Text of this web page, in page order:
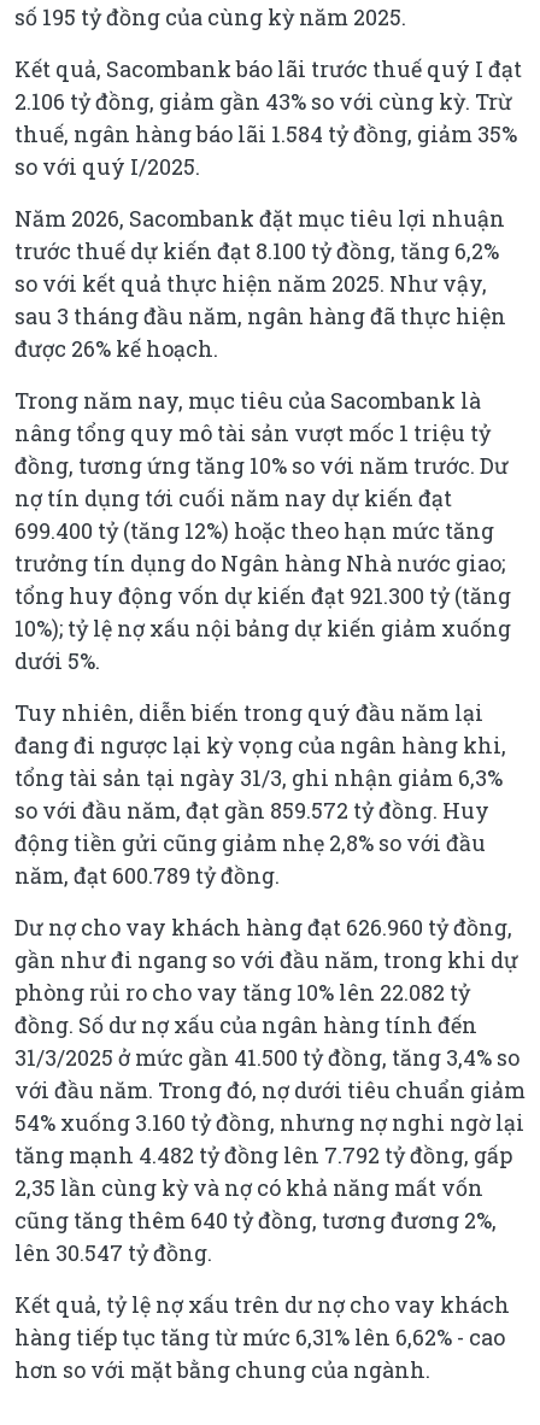
số 195 tỷ đồng của cùng kỳ năm 2025.
Kết quả, Sacombank báo lãi trước thuế quý I đạt
2.106 tỷ đồng, giảm gần 43% so với cùng kỳ. Trừ
thuế, ngân hàng báo lãi 1.584 tỷ đồng, giảm 35%
so với quý I/2025.
Năm 2026, Sacombank đặt mục tiêu lợi nhuận
trước thuế dự kiến đạt 8.100 tỷ đồng, tăng 6,2%
so với kết quả thực hiện năm 2025. Như vậy,
sau 3 tháng đầu năm, ngân hàng đã thực hiện
được 26% kế hoạch.
Trong năm nay, mục tiêu của Sacombank là
nâng tổng quy mô tài sản vượt mốc 1 triệu tỷ
đồng, tương ứng tăng 10% so với năm trước. Dư
nợ tín dụng tới cuối năm nay dự kiến đạt
699.400 tỷ (tăng 12%) hoặc theo hạn mức tăng
trưởng tín dụng do Ngân hàng Nhà nước giao;
tổng huy động vốn dự kiến đạt 921.300 tỷ (tăng
10%); tỷ lệ nợ xấu nội bảng dự kiến giảm xuống
dưới 5%.
Tuy nhiên, diễn biến trong quý đầu năm lại
đang đi ngược lại kỳ vọng của ngân hàng khi,
tổng tài sản tại ngày 31/3, ghi nhận giảm 6,3%
so với đầu năm, đạt gần 859.572 tỷ đồng. Huy
động tiền gửi cũng giảm nhẹ 2,8% so với đầu
năm, đạt 600.789 tỷ đồng.
Dư nợ cho vay khách hàng đạt 626.960 tỷ đồng,
gần như đi ngang so với đầu năm, trong khi dự
phòng rủi ro cho vay tăng 10% lên 22.082 tỷ
đồng. Số dư nợ xấu của ngân hàng tính đến
31/3/2025 ở mức gần 41.500 tỷ đồng, tăng 3,4% so
với đầu năm. Trong đó, nợ dưới tiêu chuẩn giảm
54% xuống 3.160 tỷ đồng, nhưng nợ nghi ngờ lại
tăng mạnh 4.482 tỷ đồng lên 7.792 tỷ đồng, gấp
2,35 lần cùng kỳ và nợ có khả năng mất vốn
cũng tăng thêm 640 tỷ đồng, tương đương 2%,
lên 30.547 tỷ đồng.
Kết quả, tỷ lệ nợ xấu trên dư nợ cho vay khách
hàng tiếp tục tăng từ mức 6,31% lên 6,62% - cao
hơn so với mặt bằng chung của ngành.